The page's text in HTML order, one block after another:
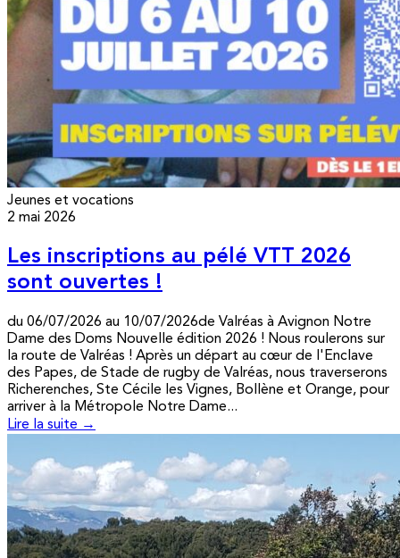
Jeunes et vocations
2 mai 2026
Les inscriptions au pélé VTT 2026
sont ouvertes !
du 06/07/2026 au 10/07/2026de Valréas à Avignon Notre
Dame des Doms Nouvelle édition 2026 ! Nous roulerons sur
la route de Valréas ! Après un départ au cœur de l'Enclave
des Papes, de Stade de rugby de Valréas, nous traverserons
Richerenches, Ste Cécile les Vignes, Bollène et Orange, pour
arriver à la Métropole Notre Dame...
Lire la suite →